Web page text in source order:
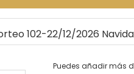
102-22/12/2026
Puedes añadir más